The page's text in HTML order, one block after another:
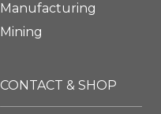
Manufacturing
Mining
CONTACT & SHOP